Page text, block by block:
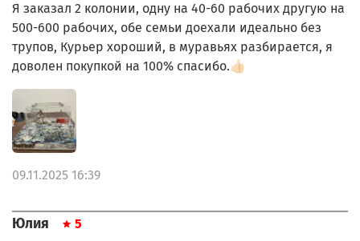
Я заказал 2 колонии, одну на 40-60 рабочих другую на
500-600 рабочих, обе семьи доехали идеально без
трупов, Курьер хороший, в муравьях разбирается, я
доволен покупкой на 100% спасибо.👍🏻
09.11.2025 16:39
Юлия 5